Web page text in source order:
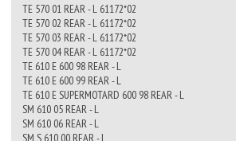
TE 570 01 REAR - L 61172*02
TE 570 02 REAR - L 61172*02
TE 570 03 REAR - L 61172*02
TE 570 04 REAR - L 61172*02
TE 610 E 600 98 REAR - L
TE 610 E 600 99 REAR - L
TE 610 E SUPERMOTARD 600 98 REAR - L
SM 610 05 REAR - L
SM 610 06 REAR - L
SM S 610 00 REAR - L